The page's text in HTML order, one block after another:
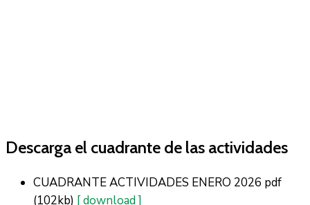
Descarga el cuadrante de las actividades
CUADRANTE ACTIVIDADES ENERO 2026 pdf
(102kb) [ download ]